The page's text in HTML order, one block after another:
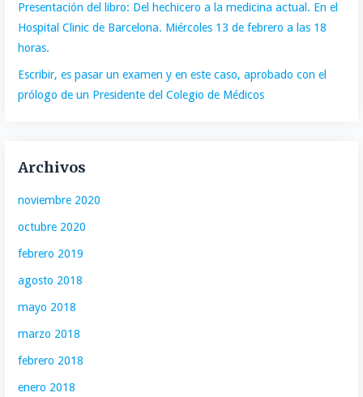
Presentación del libro: Del hechicero a la medicina actual. En el
Hospital Clinic de Barcelona. Miércoles 13 de febrero a las 18
horas.
Escribir, es pasar un examen y en este caso, aprobado con el
prólogo de un Presidente del Colegio de Médicos
Archivos
noviembre 2020
octubre 2020
febrero 2019
agosto 2018
mayo 2018
marzo 2018
febrero 2018
enero 2018